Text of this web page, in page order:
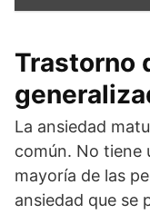
Trastorno
La ansiedad
común. No tiene
mayoría de las
ansiedad que se